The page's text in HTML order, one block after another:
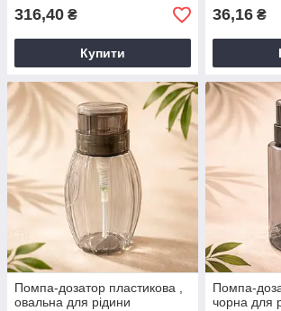
316,40 ₴
Купити
36,16 ₴
Помпа-дозатор пластикова ,
овальна для рідини
Помпа-
чорна для